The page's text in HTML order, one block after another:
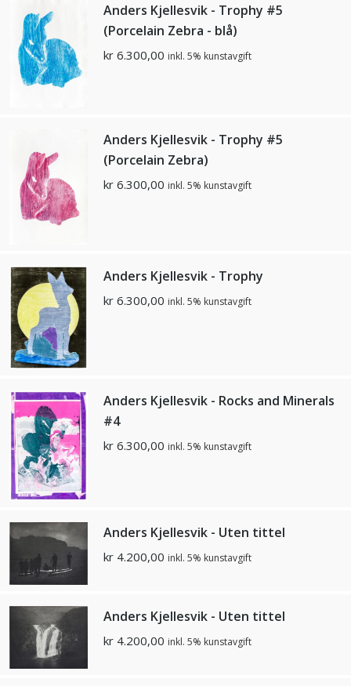
Anders Kjellesvik - Trophy #5
(Porcelain Zebra - blå)
kr 6.300,00 inkl. 5% kunstavgift
Anders Kjellesvik - Trophy #5
(Porcelain Zebra)
kr 6.300,00 inkl. 5% kunstavgift
Anders Kjellesvik - Trophy
kr 6.300,00 inkl. 5% kunstavgift
Anders Kjellesvik - Rocks and Minerals
#4
kr 6.300,00 inkl. 5% kunstavgift
Anders Kjellesvik - Uten tittel
kr 4.200,00 inkl. 5% kunstavgift
Anders Kjellesvik - Uten tittel
kr 4.200,00 inkl. 5% kunstavgift